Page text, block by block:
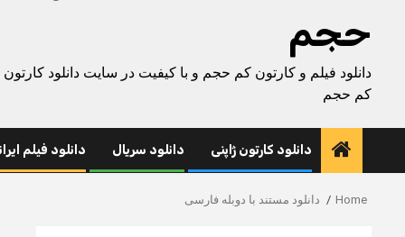
حجم
دانلود فیلم و کارتون کم حجم و با کیفیت در سایت دانلود کارتون
کم حجم
دانلود کارتون ژاپنی دانلود سریال دانلود فیلم
Home دانلود مستند با دوبله فارسی